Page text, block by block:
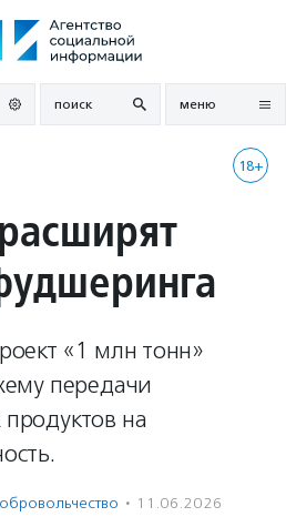
поиск меню
18+
«1 млн тонн»
передачи
на
· 11.06.2026